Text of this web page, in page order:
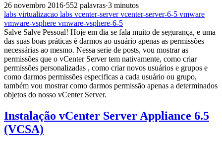
26 novembro 2016·552 palavras·3 minutos
labs virtualizacao labs vcenter-servervcenter-server-6-5 vmware
vmware-vsphere vmware-vsphere-6-5
Salve Salve Pessoal! Hoje em dia se fala muito de segurança, e uma
das suas boas práticas é darmos ao usuário apenas as permissões
necessárias ao mesmo. Nessa serie de posts, vou mostrar as
permissões que o vCenter Server tem nativamente, como criar
permissões personalizadas , como criar novos usuários e grupos e
como darmos permissões especificas a cada usuário ou grupo,
também vou mostrar como darmos permissão apenas a determinados
objetos do nosso vCenter Server.
Instalação vCenter Server Appliance 6.5
(VCSA)